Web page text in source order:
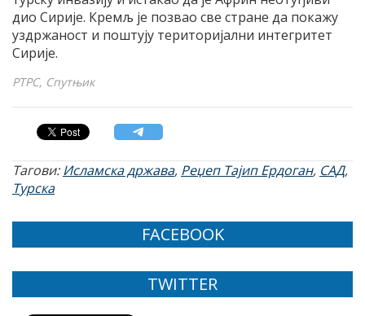
дио Сирије. Кремљ је позвао све стране да покажу
уздржаност и поштују територијални интегритет
Сирије.
РТРС, Спутњик
Тагови:Исламска држава, Реџеп Тајип Ердоган, САД,
Турска
FACEBOOK
TWITTER